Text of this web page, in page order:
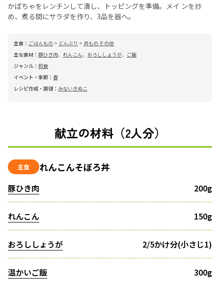
かぼちゃをレンチンして潰し、トッピングを準備。メイ ンを炒
め、煮る間にサラダを作り、3品を器へ。
主食： ごはんもの > どんぶり > 丼もの その他
主な食材： 豚ひき肉、 れんこん、 おろししょうが、 ご飯
ジャンル： 和食
イベント・季節： 春
レシピ作成・調理： みないきぬこ
献立の材料（2人分）
主食 れんこんそぼろ丼
豚ひき肉 200g
れんこん 150g
おろししょうが 2/5かけ分(小さじ1)
温かいご飯 300g